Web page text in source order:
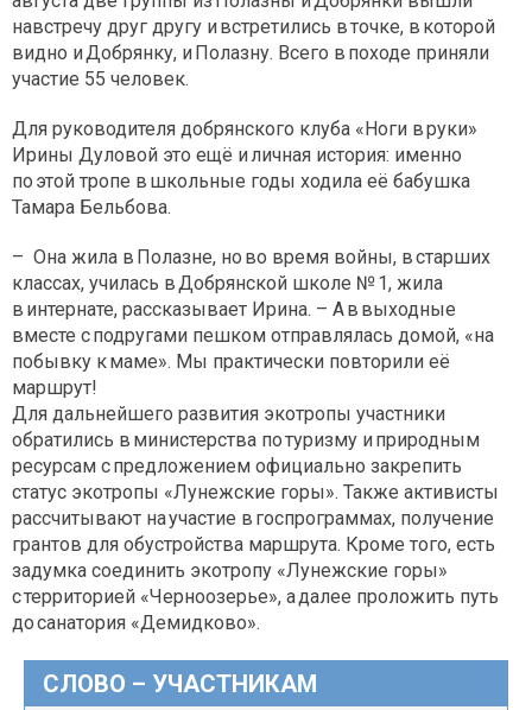
навстречу друг другу и встретились в точке, в которой
видно и Добрянку, и Полазну. Всего в походе приняли
участие 55 человек.
Для руководителя добрянского клуба «Ноги в руки»
Ирины Дуловой это ещё и личная история: именно
по этой тропе в школьные годы ходила её бабушка
Тамара Бельбова.
– Она жила в Полазне, но во время войны, в старших
классах, училась в Добрянской школе № 1, жила
в интернате, рассказывает Ирина. – А в выходные
вместе с подругами пешком отправлялась домой, «на
побывку к маме». Мы практически повторили её
маршрут!
Для дальнейшего развития экотропы участники
обратились в министерства по туризму и природным
ресурсам с предложением официально закрепить
статус экотропы «Лунежские горы». Также активисты
рассчитывают на участие в госпрограммах, получение
грантов для обустройства маршрута. Кроме того, есть
задумка соединить экотропу «Лунежские горы»
с территорией «Черноозерье», а далее проложить путь
до санатория «Демидково».
СЛОВО – УЧАСТНИКАМ